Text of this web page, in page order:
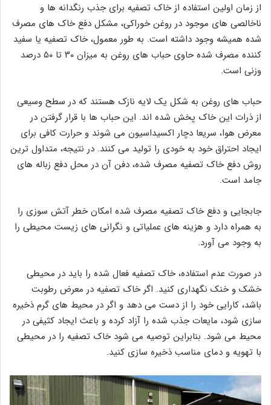
از زمان اولین استفاده از خاک تصفیه برای جذب رنگدانه ها و
ناخالصی های موجود در روغن خوراکی، مشکل دفع خاک های مصرف
شده همیشه وجود داشته است. به طور معمول، خاک تصفیه یا سفید
کننده مصرف شده حاوی حباب های روغن به میزان ۳۰ تا ۵۰ درصد
وزنی است.
حباب های روغن به شکل یک لایه نازک هستند که در سطح وسیعی
از ذرات این خاک پخش شده اند. این حباب ها با قرار گرفتن در
معرض هوا، سریعا دچار اکسیداسیون می شوند و حرارت کافی برای
ایجاد احتراق خود به خودی را تولید می کنند. در نتیجه، متداول ترین
روش دفع خاک تصفیه مصرف شده، دفن آن در محل دفع زباله های
جامد است.
جابجایی و دفع خاک تصفیه مصرف شده امکان خطر آتش سوزی را
به همراه دارد و هزینه های عملیاتی و نگرانی های زیست محیطی را
به وجود می آورد.
در صورت عدم استفاده، خاک تصفیه فعال شده را باید در محیطی
خشک و خنک نگهداری کنید. اگر خاک تصفیه در معرض رطوبت
باشد، کارایی خود را از دست می دهد و اگر در محیط های گرم ذخیره
سازی شود، مایعات جذب شده را آزاد کرده و باعث ایجاد کثیفی در
محیط می شود. بنابراین توصیه می شود خاک تصفیه را در محیطی
با تهویه و دمای مناسب ذخیره سازی کنید.